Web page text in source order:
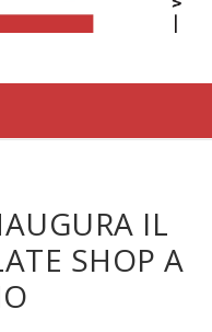
IL
SHOP A